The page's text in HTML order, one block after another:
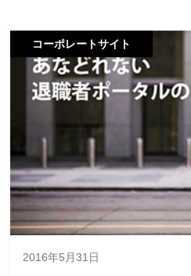
コーポレートサイト
2016年5月31日